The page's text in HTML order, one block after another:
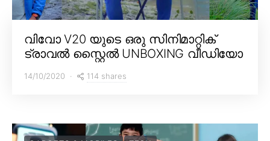
വിവോ V20 യുടെ ഒരു സിനിമാറ്റിക്
ട്രാവൽ സ്റ്റൈൽ UNBOXING വീഡിയോ
14/10/2020 114 shares